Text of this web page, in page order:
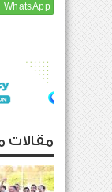
WhatsApp
مقالات